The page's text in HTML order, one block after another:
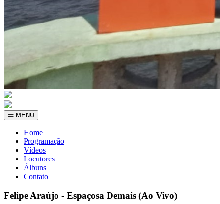
MENU
Home
Programação
Vídeos
Locutores
Álbuns
Contato
Felipe Araújo - Espaçosa Demais (Ao Vivo)